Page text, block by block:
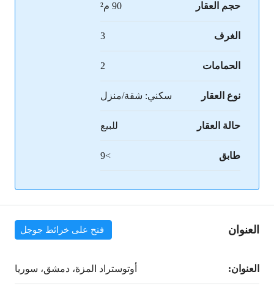
حجم العقار 90 م²
الغرف 3
الحمامات 2
نوع العقار سكني: شقة/منزل
حالة العقار للبيع
طابق >9
العنوان فتح على خرائط جوجل
العنوان: أوتوستراد المزة، دمشق، سوريا